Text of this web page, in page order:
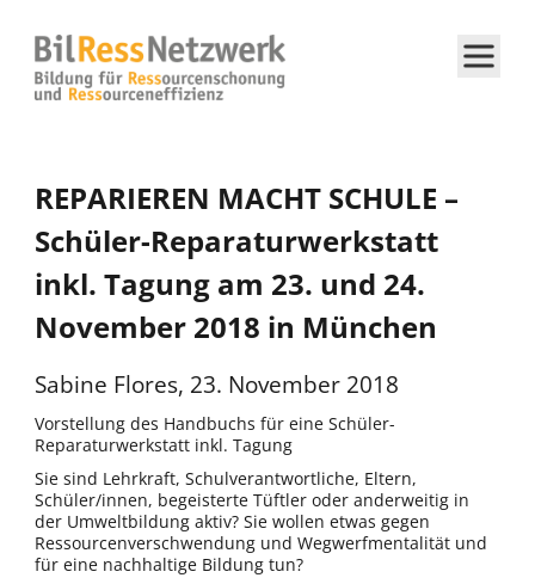
REPARIEREN MACHT SCHULE –
Schüler-Reparaturwerkstatt
inkl. Tagung am 23. und 24.
November 2018 in München
Sabine Flores, 23. November 2018
Vorstellung des Handbuchs für eine Schüler-
Reparaturwerkstatt inkl. Tagung
Sie sind Lehrkraft, Schulverantwortliche, Eltern,
Schüler/innen, begeisterte Tüftler oder anderweitig in
der Umweltbildung aktiv? Sie wollen etwas gegen
Ressourcenverschwendung und Wegwerfmentalität und
für eine nachhaltige Bildung tun?